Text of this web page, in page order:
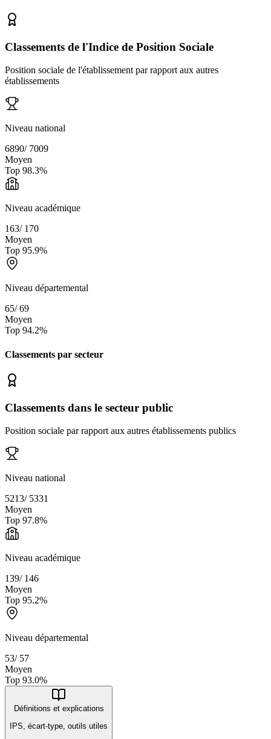
Classements de l'Indice de Position Sociale
Position sociale de l'établissement par rapport aux autres
établissements
Niveau national
6890/ 7009
Moyen
Top 98.3%
Niveau académique
163/ 170
Moyen
Top 95.9%
Niveau départemental
65/69
Moyen
Top 94.2%
Classements par secteur
Classements dans le secteur public
Position sociale par rapport aux autres établissements publics
Niveau national
5213/ 5331
Moyen
Top 97.8%
Niveau académique
139/ 146
Moyen
Top 95.2%
Niveau départemental
53/ 57
Moyen
Top 93.0%
Définitions et explications
IPS, écart-type, outils utiles